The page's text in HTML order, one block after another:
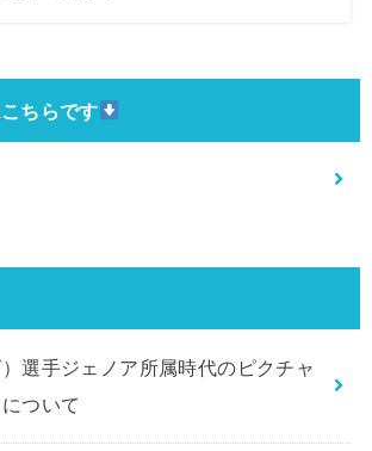
ちらです
選手ジェノア所属時代のピクチャ
ついて